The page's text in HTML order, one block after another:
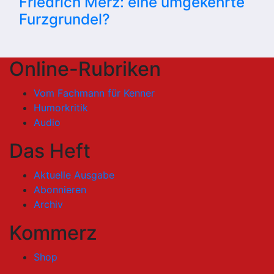
Furzgrundel?
Online-Rubriken
Vom Fachmann für Kenner
Humorkritik
Audio
Das Heft
Aktuelle Ausgabe
Abonnieren
Archiv
Kommerz
Shop